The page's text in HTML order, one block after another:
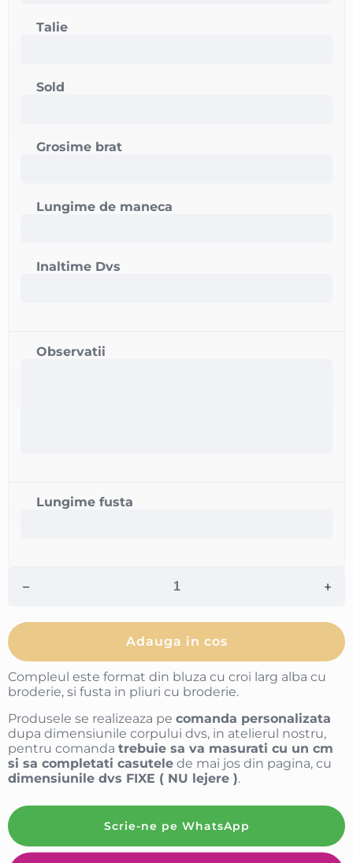
Talie
Sold
Grosime brat
Lungime de maneca
Inaltime Dvs
Observatii
Lungime fusta
Adauga in cos
Compleul este format din bluza cu croi larg alba cu
broderie, si fusta in pliuri cu broderie.
Produsele se realizeaza pe comanda personalizata
dupa dimensiunile corpului dvs, in atelierul nostru,
pentru comanda trebuie sa va masurati cu un cm
si sa completati casutele de mai jos din pagina, cu
dimensiunile dvs FIXE ( NU lejere ).
Scrie-ne pe WhatsApp